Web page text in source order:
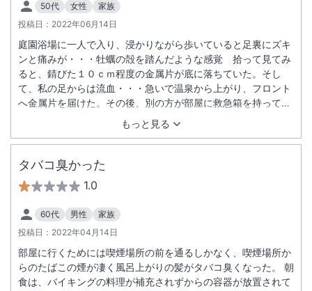
50代 女性
家族
投稿日： 2022年06月14日
もっと見る
庭園浴場に一人で入り、浸かりながら歩いていると足裏にズキ
ンと痛みが・・・牡蠣の殻を踏んだような感覚 拾って見てみ
ると、錆びた１０ｃｍ程度の金属片が底に落ちていた。そし
て、私の足からは流血・・・急いで温泉から上がり、フロント
へ金属片を届けた。その後、別の方が部屋に救急箱を持って来
られたので、消毒をして絆創膏を貼った。「毎日掃除はしてい
るのですが。」と話されたが、本当に広い温泉のお湯を毎日抜
いて、目視しながら掃除をしているのだろうか？次の日、温泉
は通常営業、私がケガをした場所を立ち入り禁止にすることも
が起きないことを願う。安全が確認されれば、また行きたいと
思う。
タバコ臭かった
1.0
60代 男性
家族
投稿日： 2022年04月14日
部屋に行くためには喫煙場所の前を通るしかなく、喫煙場所か
らのたばこの煙が凄く風呂上がりの髪がタバコ臭くなった。 朝
食は、バイキングの料理が補充されずからの容器が放置されて